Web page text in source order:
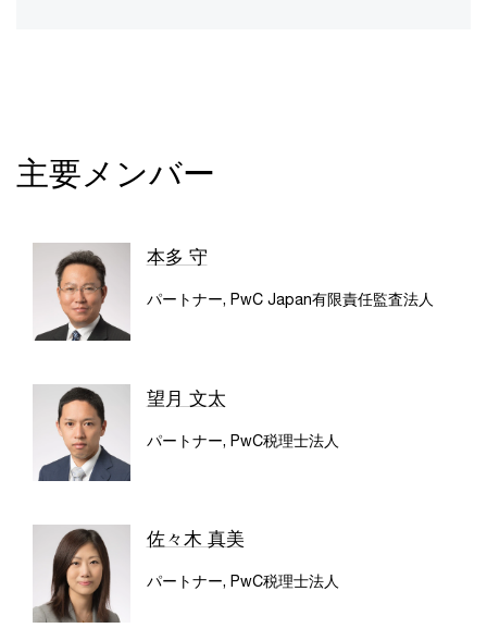
主要メンバー
本多 守
パートナー, PwC Japan有限責任監査法人
望月 文太
パートナー, PwC税理士法人
佐々木 真美
パートナー, PwC税理士法人